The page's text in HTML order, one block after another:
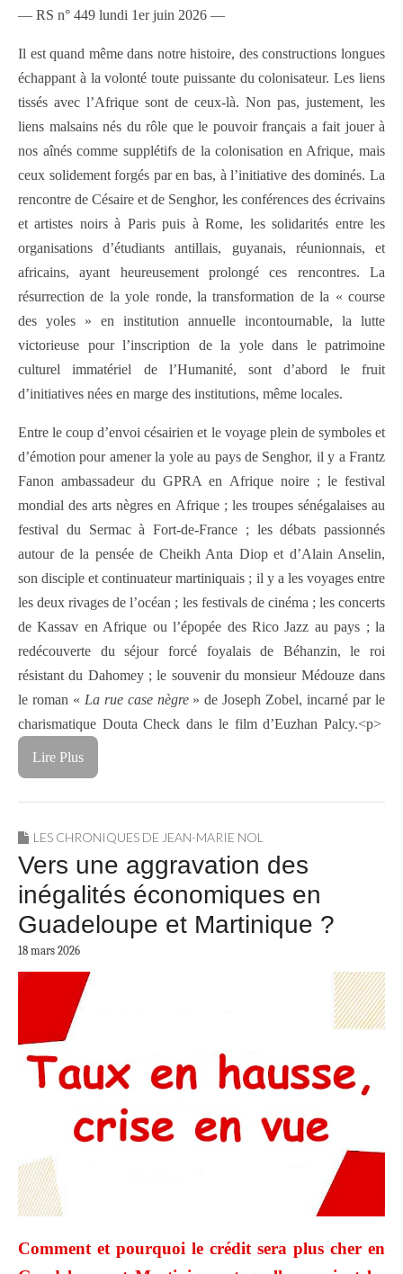
— RS n° 449 lundi 1er juin 2026 —
Il est quand même dans notre histoire, des constructions longues
échappant à la volonté toute puissante du colonisateur. Les liens
tissés avec l’Afrique sont de ceux-là. Non pas, justement, les
liens malsains nés du rôle que le pouvoir français a fait jouer à
nos aînés comme supplétifs de la colonisation en Afrique, mais
ceux solidement forgés par en bas, à l’initiative des dominés. La
rencontre de Césaire et de Senghor, les conférences des écrivains
et artistes noirs à Paris puis à Rome, les solidarités entre les
organisations d’étudiants antillais, guyanais, réunionnais, et
africains, ayant heureusement prolongé ces rencontres. La
résurrection de la yole ronde, la transformation de la « course
des yoles » en institution annuelle incontournable, la lutte
victorieuse pour l’inscription de la yole dans le patrimoine
culturel immatériel de l’Humanité, sont d’abord le fruit
d’initiatives nées en marge des institutions, même locales.
Entre le coup d’envoi césairien et le voyage plein de symboles et
d’émotion pour amener la yole au pays de Senghor, il y a Frantz
Fanon ambassadeur du GPRA en Afrique noire ; le festival
mondial des arts nègres en Afrique ; les troupes sénégalaises au
festival du Sermac à Fort-de-France ; les débats passionnés
autour de la pensée de Cheikh Anta Diop et d’Alain Anselin,
son disciple et continuateur martiniquais ; il y a les voyages entre
les deux rivages de l’océan ; les festivals de cinéma ; les concerts
de Kassav en Afrique ou l’épopée des Rico Jazz au pays ; la
redécouverte du séjour forcé foyalais de Béhanzin, le roi
résistant du Dahomey ; le souvenir du monsieur Médouze dans
le roman « La rue case nègre» de Joseph Zobel, incarné par le
charismatique Douta Check dans le film d’Euzhan Palcy.<p>
Lire Plus
LES CHRONIQUES DE JEAN-MARIE NOL
Vers une aggravation des
inégalités économiques en
Guadeloupe et Martinique ?
18 mars 2026
Comment et pourquoi le crédit sera plus cher en